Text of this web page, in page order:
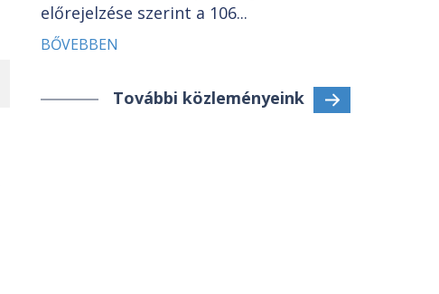
előrejelzése szerint a 106...
BŐVEBBEN
További közleményeink